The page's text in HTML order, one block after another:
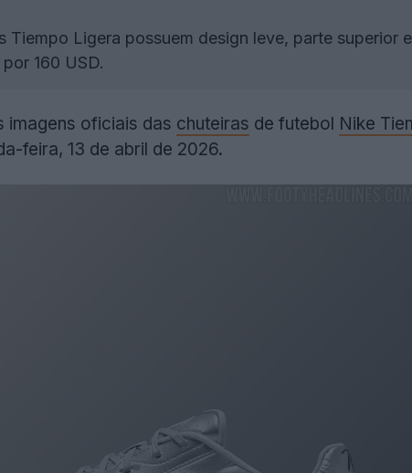
Tiempo Ligera possuem design leve, parte superior
160 USD.
imagens oficiais das chuteiras de futebol Nike
feira, 13 de abril de 2026.